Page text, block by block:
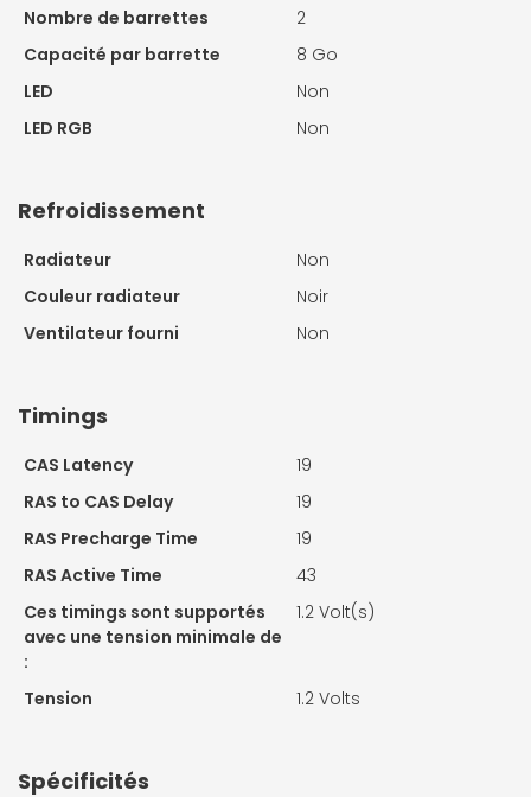
Nombre de barrettes
2
Capacité par barrette
8 Go
LED
Non
LED RGB
Non
Refroidissement
Radiateur
Non
Couleur radiateur
Noir
Ventilateur fourni
Non
Timings
CAS Latency
19
RAS to CAS Delay
19
RAS Precharge Time
19
RAS Active Time
43
Ces timings sont supportés
avec une tension minimale de
:
1.2 Volt(s)
Tension 1.2 Volts
Spécificités